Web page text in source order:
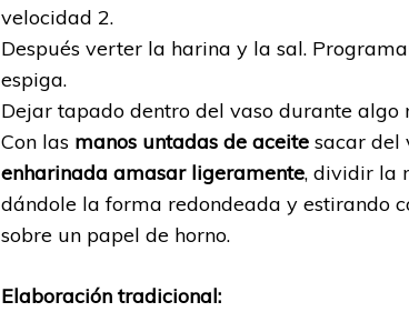
velocidad 2.
Después verter la harina y la sal.
espiga.
Dejar tapado dentro del vaso durante
Con las manos untadas de aceite sacar del
enharinada amasar ligeramente, dividir la
dándole la forma redondeada y estirando
sobre un papel de horno.
Elaboración tradicional: